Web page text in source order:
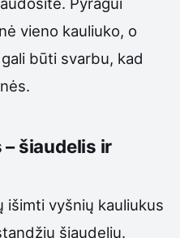
vieno kauliuko, o
būti svarbu, kad
šiaudelis ir
išimti vyšnių kauliukus
šiaudeliu.